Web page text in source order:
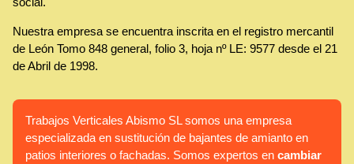
Nuestra empresa se encuentra inscrita en el registro mercantil
de León Tomo 848 general, folio 3, hoja nº LE: 9577 desde el 21
de Abril de 1998.
Trabajos Verticales Abismo SL somos una empresa
especializada en sustitución de bajantes de amianto en
patios interiores o fachadas. Somos expertos en cambiar